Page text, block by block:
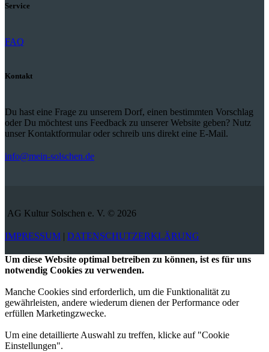
Service
FAQ
Kontakt
Du hast eine Frage zu unserem Dorf, einen bestimmten Vorschlag
oder Du möchtest uns Feedback zu unserer Website geben? Nutz
unser Kontaktformular oder schreib uns direkt eine E-Mail.
info@mein-solschen.de
AG Kultur Solschen e. V. © 2026
IMPRESSUM | DATENSCHUTZERKLÄRUNG
Um diese Website optimal betreiben zu können, ist es für uns
notwendig Cookies zu verwenden.
Manche Cookies sind erforderlich, um die Funktionalität zu
gewährleisten, andere wiederum dienen der Performance oder
erfüllen Marketingzwecke.
Um eine detaillierte Auswahl zu treffen, klicke auf "Cookie
Einstellungen".